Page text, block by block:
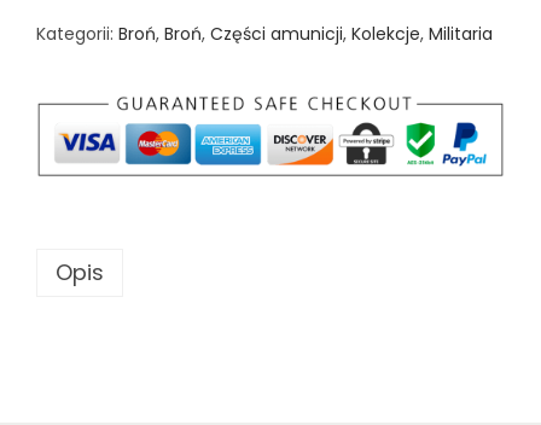
o
ć
N
a
j
Kategorii: Broń, Broń, Części amunicji, Kolekcje, Militaria
Opis